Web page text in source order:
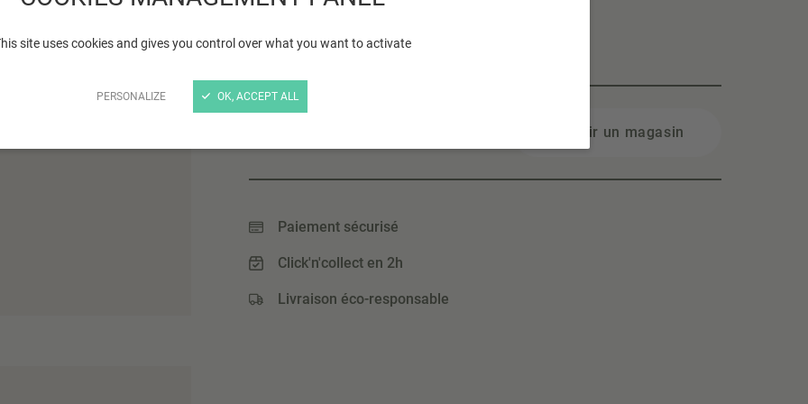
site uses cookies and gives you control over what you want to activate
PERSONALIZE OK, ACCEPT ALL
Lire plus
Choisir un magasin
Paiement sécurisé
Click'n'collect en 2h
Livraison éco-responsable